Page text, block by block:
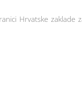
Hrvatske